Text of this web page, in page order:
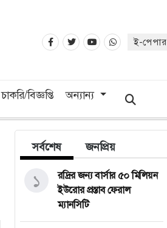
ই-পেপার
চাকরি/বিজ্ঞপ্তি অন্যান্য
সর্বশেষ জনপ্রিয়
রদ্রির জন্য বার্সার ৫০ মিলিয়ন
ইউরোর প্রস্তাব ফেরাল
ম্যানসিটি
১